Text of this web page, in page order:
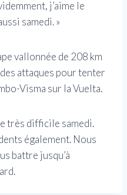
j’aime le
samedi. »
vallonnée de 208 km
attaques pour tenter
Visma sur la Vuelta.
très difficile samedi.
également. Nous
battre jusqu’à